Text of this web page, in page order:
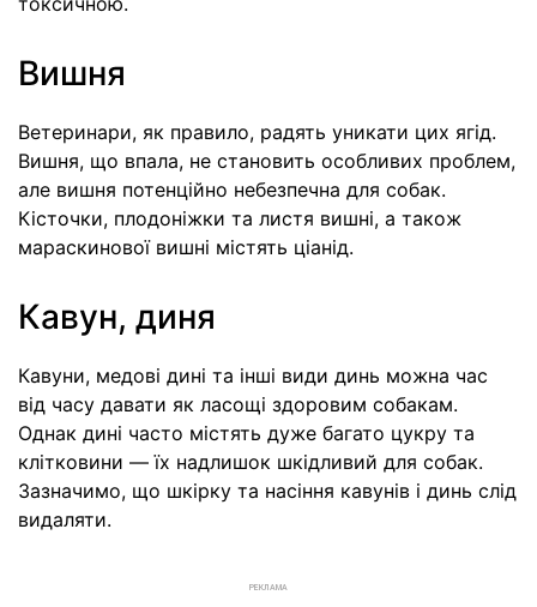
Вишня
Ветеринари, як правило, радять уникати цих ягід.
Вишня, що впала, не становить особливих проблем,
але вишня потенційно небезпечна для собак.
Кісточки, плодоніжки та листя вишні, а також
мараскинової вишні містять ціанід.
Кавун, диня
Кавуни, медові дині та інші види динь можна час
від часу давати як ласощі здоровим собакам.
Однак дині часто містять дуже багато цукру та
клітковини — їх надлишок шкідливий для собак.
Зазначимо, що шкірку та насіння кавунів і динь слід
видаляти.
РЕКЛАМА